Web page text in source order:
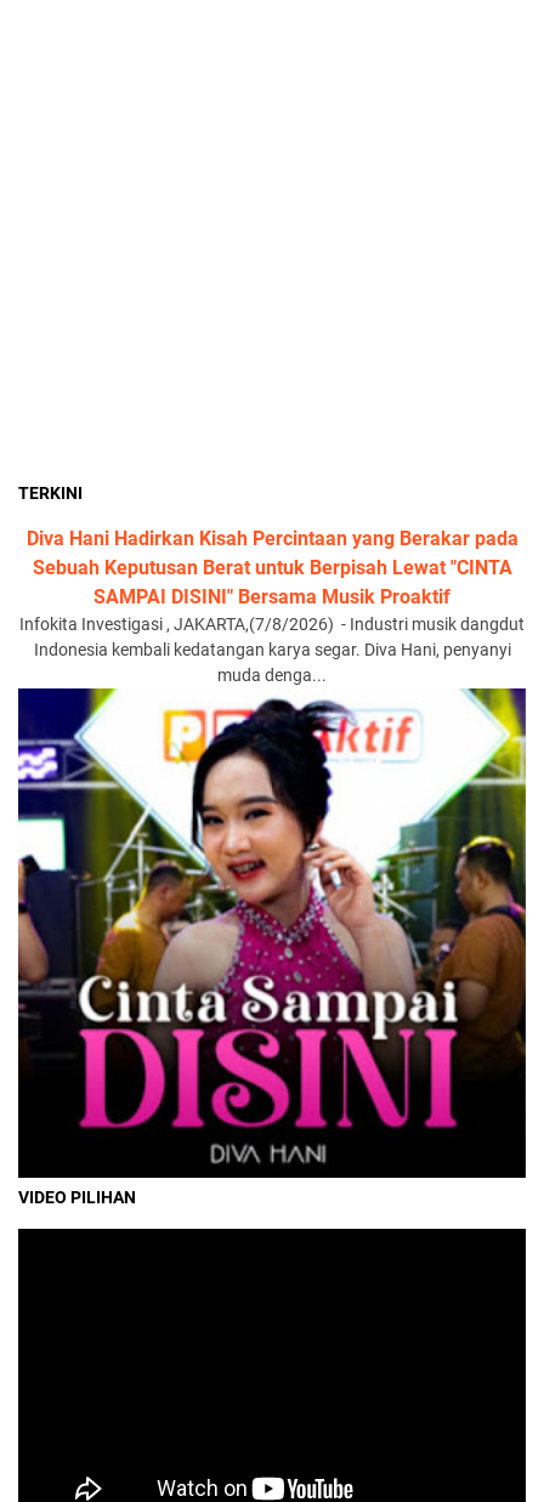
TERKINI
Diva Hani Hadirkan Kisah Percintaan yang Berakar pada
Sebuah Keputusan Berat untuk Berpisah Lewat "CINTA
SAMPAI DISINI" Bersama Musik Proaktif
Infokita Investigasi , JAKARTA,(7/8/2026) - Industri musik dangdut
Indonesia kembali kedatangan karya segar. Diva Hani, penyanyi
muda denga...
VIDEO PILIHAN